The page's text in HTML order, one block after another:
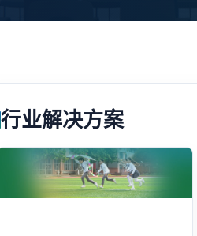
行业解决方案